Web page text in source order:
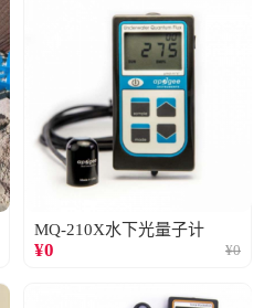
MQ-210X水下光量子计
¥0 ¥0